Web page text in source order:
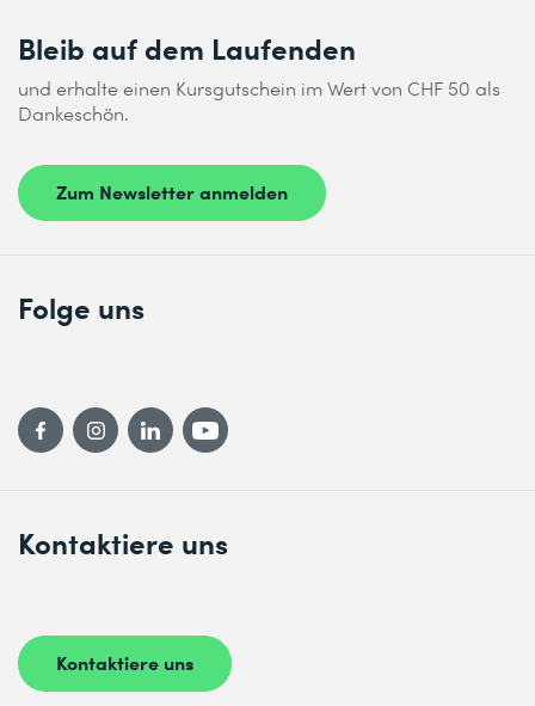
Bleib auf dem Laufenden
und erhalte einen Kursgutschein im Wert von CHF 50 als
Dankeschön.
Zum Newsletter anmelden
Kontaktiere uns
Kontaktiere uns
Folge uns